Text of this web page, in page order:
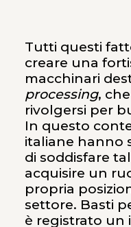
Tutti questi
creare una
macchinari
processing,
rivolgersi per
In questo
italiane hanno
di soddisfare
acquisire un
propria
settore. Basti
è registrato un